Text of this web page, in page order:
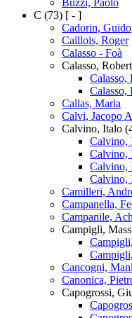
C (73) [ - ]
Cadorin, Guido
Caillois, Roger
Calasso - Foà
Calasso,
Calasso,
Calasso,
Callas, Maria
Calvi, Jacopo
Calvino, Italo
Calvino,
Calvino,
Calvino,
Calvino,
Camilleri,
Campanella,
Campanile,
Campigli,
Cancogni,
Canonica,
Capogrossi,